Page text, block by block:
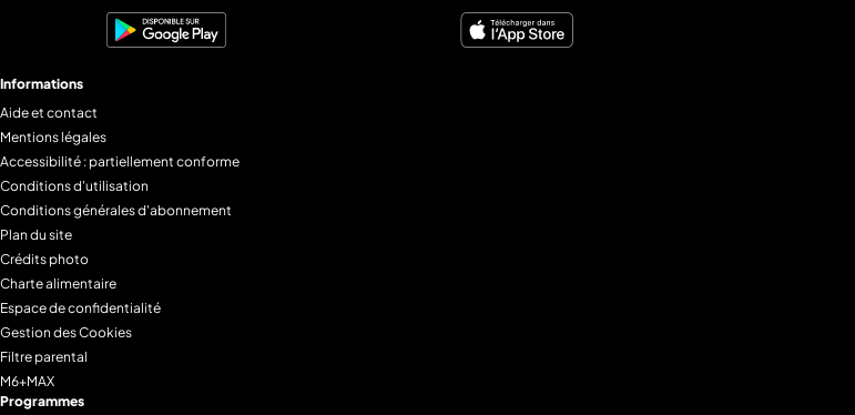
Informations
Aide et contact
Mentions légales
Accessibilité : partiellement conforme
Conditions d'utilisation
Conditions générales d'abonnement
Plan du site
Crédits photo
Charte alimentaire
Espace de confidentialité
Gestion des Cookies
Filtre parental
M6+MAX
Programmes